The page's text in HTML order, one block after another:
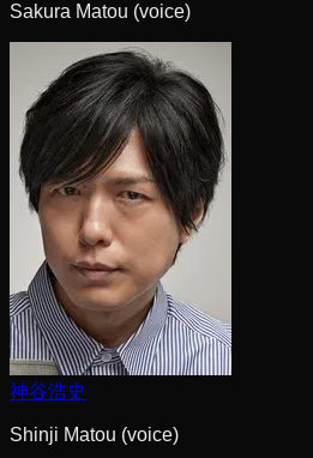
Sakura Matou (voice)
神谷浩史
Shinji Matou (voice)